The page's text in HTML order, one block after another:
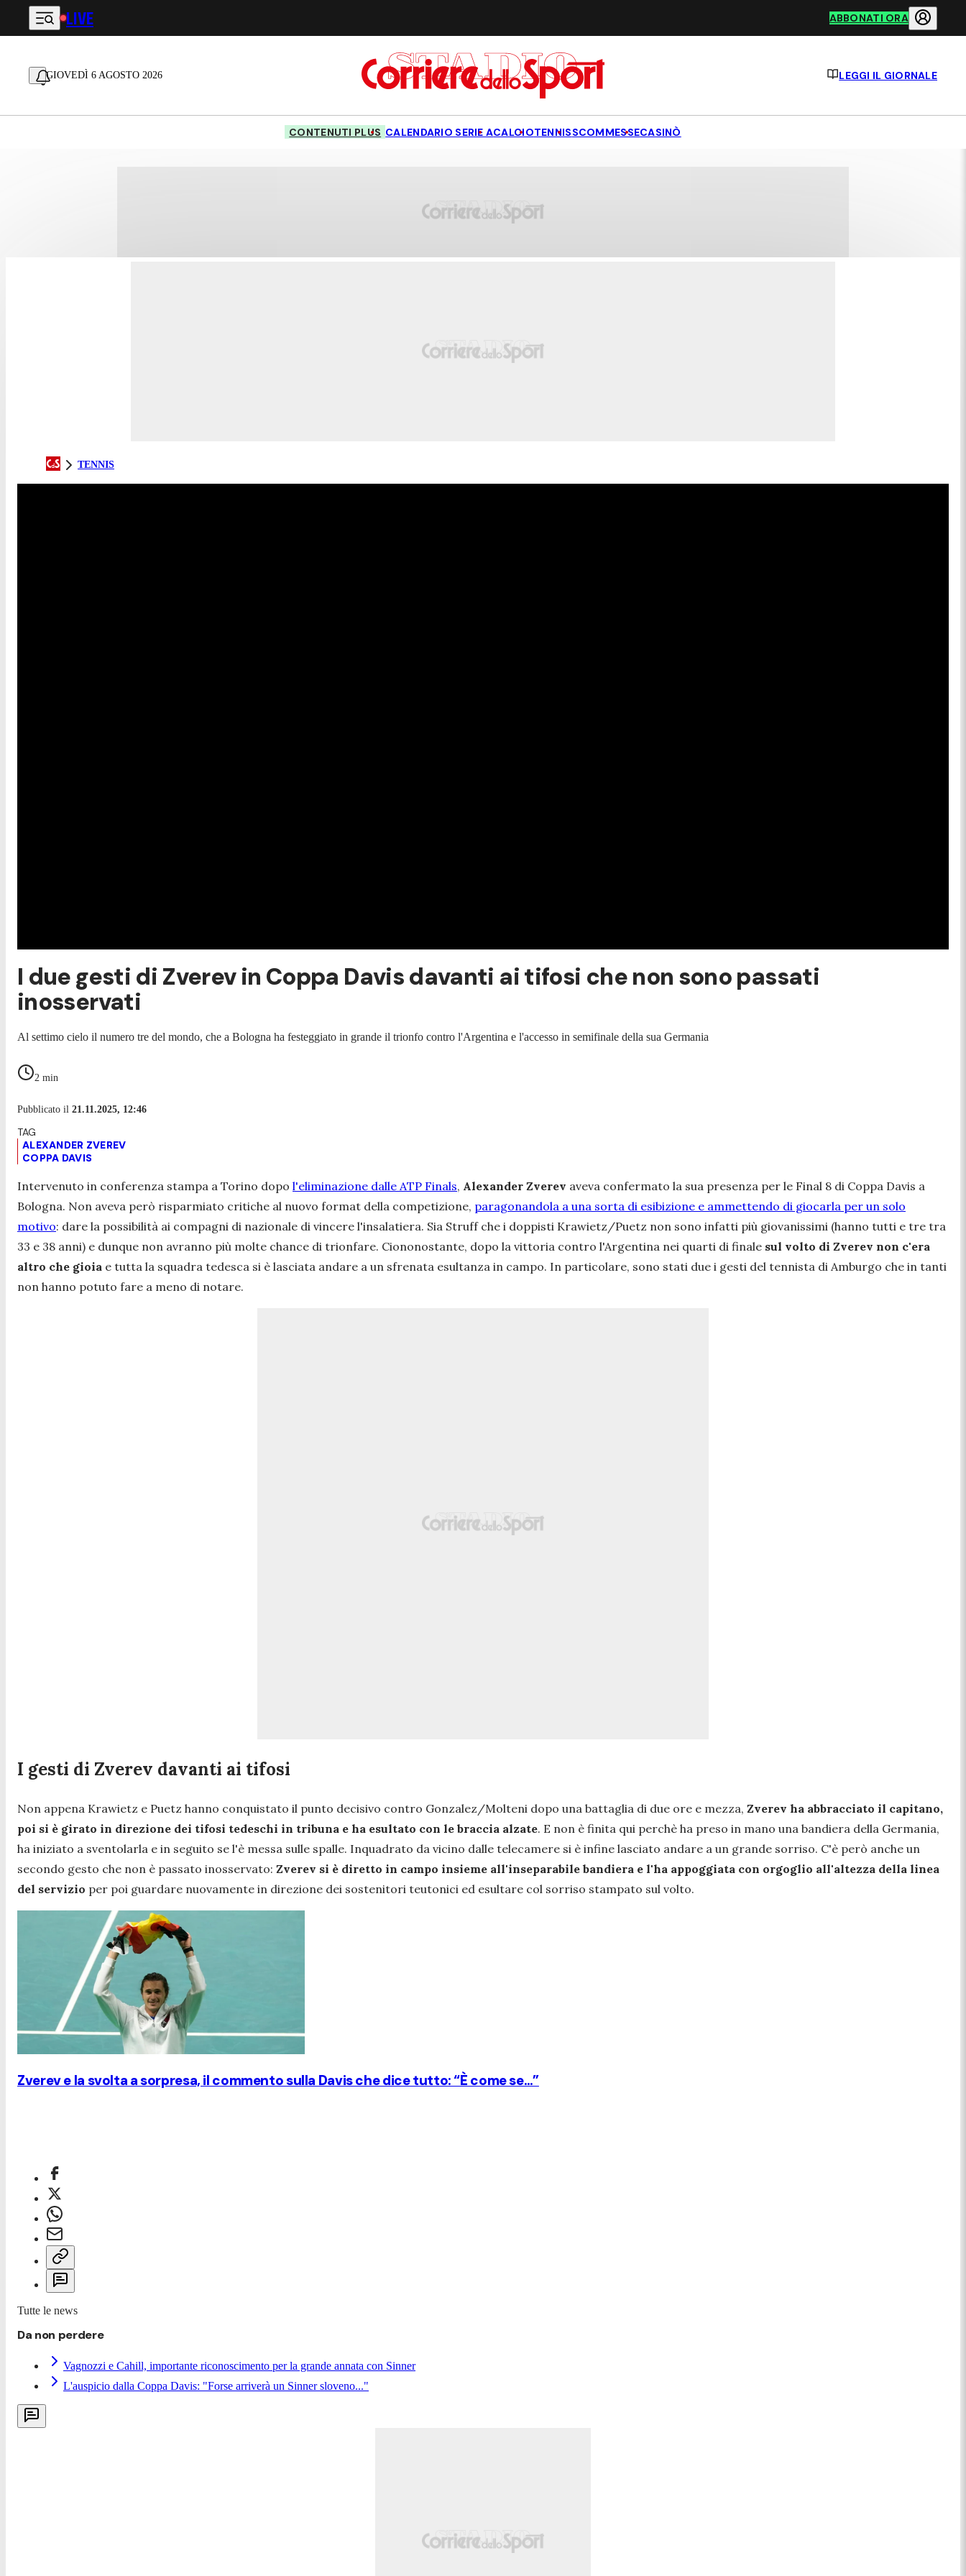
Vai al contenuto principale
LIVE ABBONATI ORA
GIOVEDÌ 6 AGOSTO 2026 LEGGI IL GIORNALE
CONTENUTI PLUS CALENDARIO SERIE ACALCIOTENNISSCOMMESSECASINÒ
TENNIS
I due gesti di Zverev in Coppa Davis davanti ai tifosi che non sono passati
inosservati
Al settimo cielo il numero tre del mondo, che a Bologna ha festeggiato in grande il trionfo contro l'Argentina e l'accesso in semifinale della sua Germania
2 min
Pubblicato il 21.11.2025, 12:46
ALEXANDER ZVEREV
COPPA DAVIS
Intervenuto in conferenza stampa a Torino dopo l'eliminazione dalle ATP Finals, Alexander Zverev aveva confermato la sua presenza per le Final 8 di Coppa Davis a
Bologna. Non aveva però risparmiato critiche al nuovo format della competizione, paragonandola a una sorta di esibizione e ammettendo di giocarla per un solo
motivo: dare la possibilità ai compagni di nazionale di vincere l'insalatiera. Sia Struff che i doppisti Krawietz/Puetz non sono infatti più giovanissimi (hanno tutti e tre tra
33 e 38 anni) e dunque non avranno più molte chance di trionfare. Ciononostante, dopo la vittoria contro l'Argentina nei quarti di finale sul volto di Zverev non c'era
altro che gioia e tutta la squadra tedesca si è lasciata andare a un sfrenata esultanza in campo. In particolare, sono stati due i gesti del tennista di Amburgo che in tanti
non hanno potuto fare a meno di notare.
I gesti di Zverev davanti ai tifosi
Non appena Krawietz e Puetz hanno conquistato il punto decisivo contro Gonzalez/Molteni dopo una battaglia di due ore e mezza, Zverev ha abbracciato il capitano,
poi si è girato in direzione dei tifosi tedeschi in tribuna e ha esultato con le braccia alzate. E non è finita qui perchè ha preso in mano una bandiera della Germania,
ha iniziato a sventolarla e in seguito se l'è messa sulle spalle. Inquadrato da vicino dalle telecamere si è infine lasciato andare a un grande sorriso. C'è però anche un
secondo gesto che non è passato inosservato: Zverev si è diretto in campo insieme all'inseparabile bandiera e l'ha appoggiata con orgoglio all'altezza della linea
del servizio per poi guardare nuovamente in direzione dei sostenitori teutonici ed esultare col sorriso stampato sul volto.
Zverev e la svolta a sorpresa, il commento sulla Davis che dice tutto: “È come se…”
Tutte le news
Da non perdere
Vagnozzi e Cahill, importante riconoscimento per la grande annata con Sinner
L'auspicio dalla Coppa Davis: "Forse arriverà un Sinner sloveno..."